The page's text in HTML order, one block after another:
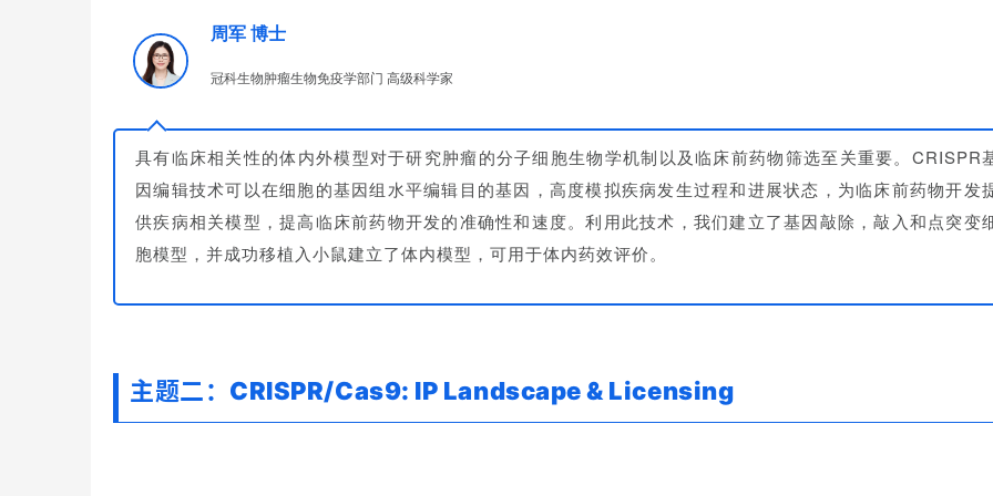
周军 博士
冠科生物肿瘤生物免疫学部门 高级科学家
具有临床相关性的体内外模型对于研究肿瘤的分子细胞生物学机制以及临床前药物筛选至关重要。CRISPR
因编辑技术可以在细胞的基因组水平编辑目的基因，高度模拟疾病发生过程和进展状态，为临床前药物开发
供疾病相关模型，提高临床前药物开发的准确性和速度。利用此技术，我们建立了基因敲除，敲入和点突变
胞模型，并成功移植入小鼠建立了体内模型，可用于体内药效评价。
主题二：CRISPR/Cas9: IP Landscape & Licensing